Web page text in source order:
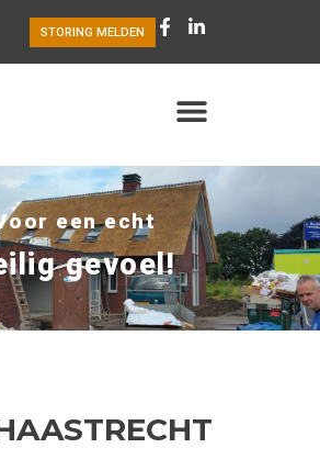
STORING MELDEN
een echt
gevoel!